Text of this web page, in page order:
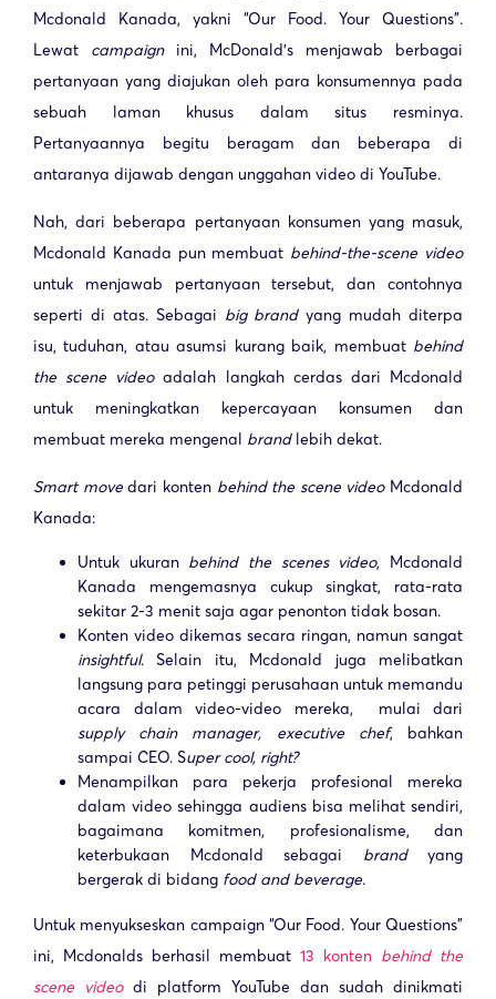
Mcdonald Kanada, yakni “Our Food. Your Questions”.
Lewat campaignini, McDonald’s menjawab berbagai
pertanyaan yang diajukan oleh para konsumennya pada
sebuah laman khusus dalam situs resminya.
Pertanyaannya begitu beragam dan beberapa di
antaranya dijawab dengan unggahan video di YouTube.
Nah, dari beberapa pertanyaan konsumen yang masuk,
Mcdonald Kanada pun membuat behind-the-scene video
untuk menjawab pertanyaan tersebut, dan contohnya
seperti di atas. Sebagai big brandyang mudah diterpa
isu, tuduhan, atau asumsi kurang baik, membuat behind
the scene videoadalah langkah cerdas dari Mcdonald
untuk meningkatkan kepercayaan konsumen dan
membuat mereka mengenal brandlebih dekat.
Smart movedari konten behind the scene videoMcdonald
Kanada:
Untuk ukuran behind the scenes video, Mcdonald
Kanada mengemasnya cukup singkat, rata-rata
sekitar 2-3 menit saja agar penonton tidak bosan.
Konten video dikemas secara ringan, namun sangat
insightful. Selain itu, Mcdonald juga melibatkan
langsung para petinggi perusahaan untuk memandu
acara dalam video-video mereka, mulai dari
supply chain manager, executive chef, bahkan
sampai CEO. Super cool, right?
Menampilkan para pekerja profesional mereka
dalam video sehingga audiens bisa melihat sendiri,
bagaimana komitmen, profesionalisme, dan
keterbukaan Mcdonald sebagai brandyang
bergerak di bidang food and beverage.
Untuk menyukseskan campaign “Our Food. Your Questions”
ini, Mcdonalds berhasil membuat 13 konten behind the
scene videodi platform YouTube dan sudah dinikmati